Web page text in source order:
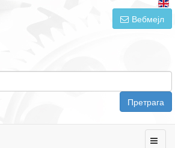
Вебмејл
Претрага